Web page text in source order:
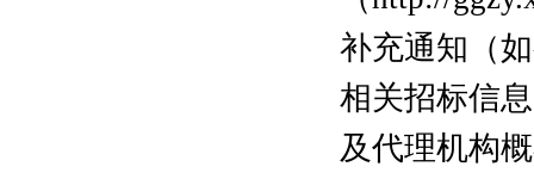
补充通知（
相关招标信
及代理机构